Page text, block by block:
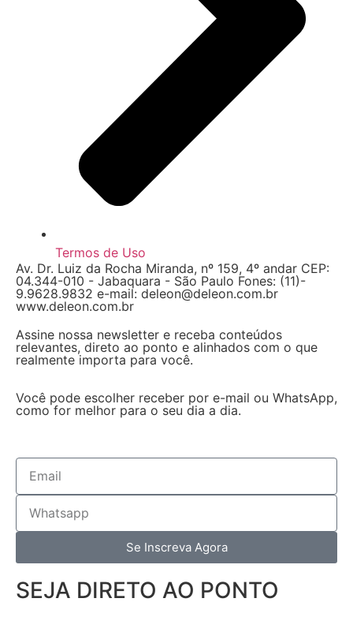
Termos de Uso
Av. Dr. Luiz da Rocha Miranda, nº 159, 4º andar CEP:
04.344-010 - Jabaquara - São Paulo Fones: (11)-
9.9628.9832 e-mail: deleon@deleon.com.br
www.deleon.com.br
Assine nossa newsletter e receba conteúdos
relevantes, direto ao ponto e alinhados com o que
realmente importa para você.
Você pode escolher receber por e-mail ou WhatsApp,
como for melhor para o seu dia a dia.
Se Inscreva Agora
SEJA DIRETO AO PONTO